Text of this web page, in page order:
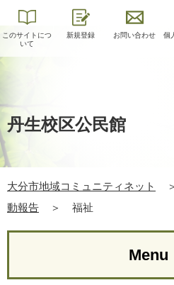
このサイトにつ
いて
新規登録 お問い合わせ
個
丹生校区公民館
大分市地域コミュニティネット ＞
動報告
＞ 福祉
Menu